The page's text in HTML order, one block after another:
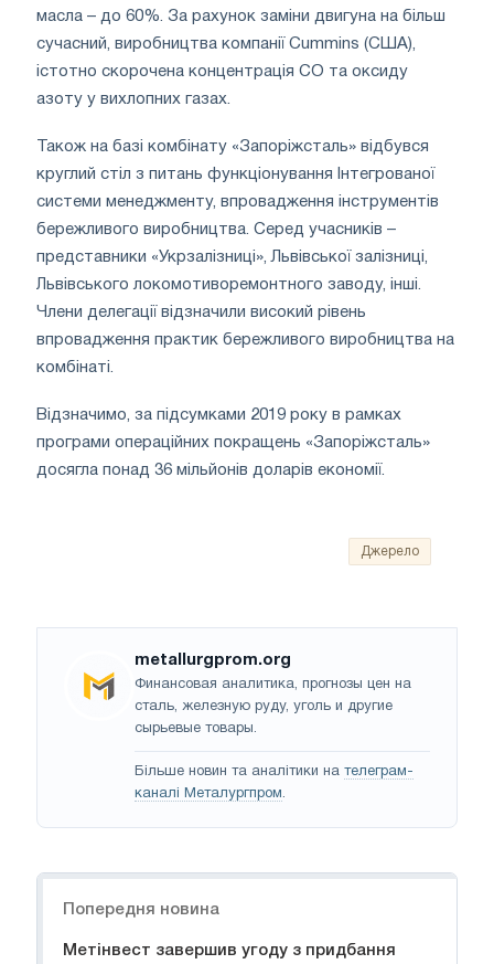
масла – до 60%. За рахунок заміни двигуна на більш
сучасний, виробництва компанії Cummins (США),
істотно скорочена концентрація СО та оксиду
азоту у вихлопних газах.
Також на базі комбінату «Запоріжсталь» відбувся
круглий стіл з питань функціонування Інтегрованої
системи менеджменту, впровадження інструментів
бережливого виробництва. Серед учасників –
представники «Укрзалізниці», Львівської залізниці,
Львівського локомотиворемонтного заводу, інші.
Члени делегації відзначили високий рівень
впровадження практик бережливого виробництва на
комбінаті.
Відзначимо, за підсумками 2019 року в рамках
програми операційних покращень «Запоріжсталь»
досягла понад 36 мільйонів доларів економії.
Джерело
metallurgprom.org
Финансовая аналитика, прогнозы цен на
сталь, железную руду, уголь и другие
сырьевые товары.
Більше новин та аналітики на телеграм-
каналі Металургпром.
Попередня новина
Метінвест завершив угоду з придбання